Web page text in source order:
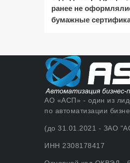
ранее не
бумажные
АО «АСП» - один из
по автоматизации
(до 31.01.2021 - ЗАО
ИНН 2308178417